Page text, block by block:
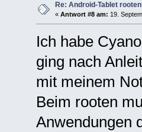
Re: Android-Tablet
« Antwort #8 am: 19.
Ich habe
ging nach
mit meinem
Beim rooten
Anwendungen